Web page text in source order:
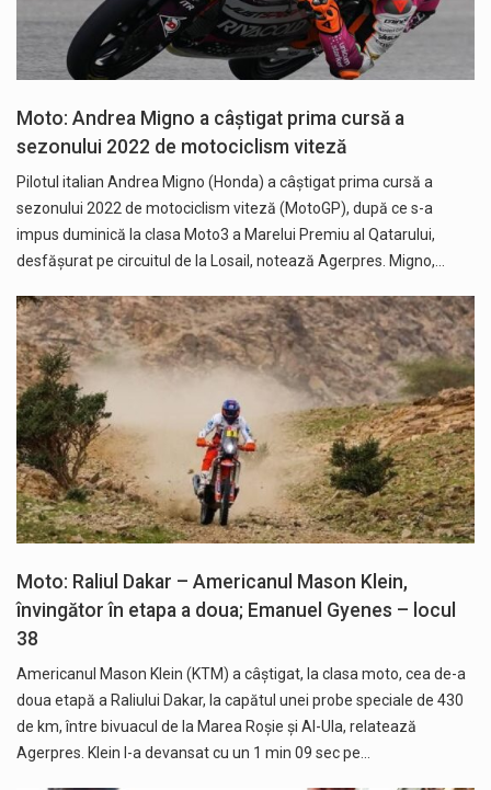
Moto: Andrea Migno a câştigat prima cursă a
sezonului 2022 de motociclism viteză
Pilotul italian Andrea Migno (Honda) a câştigat prima cursă a
sezonului 2022 de motociclism viteză (MotoGP), după ce s-a
impus duminică la clasa Moto3 a Marelui Premiu al Qatarului,
desfăşurat pe circuitul de la Losail, notează Agerpres. Migno,…
Moto: Raliul Dakar – Americanul Mason Klein,
învingător în etapa a doua; Emanuel Gyenes – locul
38
Americanul Mason Klein (KTM) a câştigat, la clasa moto, cea de-a
doua etapă a Raliului Dakar, la capătul unei probe speciale de 430
de km, între bivuacul de la Marea Roşie şi Al-Ula, relatează
Agerpres. Klein l-a devansat cu un 1 min 09 sec pe…